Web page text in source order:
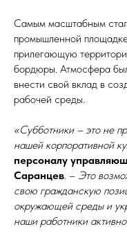
Самым масштабным
промышленной
прилегающую
бордюры. Атмосфера
внести свой вклад в
рабочей среды.
«Субботники – это не
нашей корпоративной
персоналу
Саранцев . – Это
свою гражданскую
окружающей среды и
наши работники